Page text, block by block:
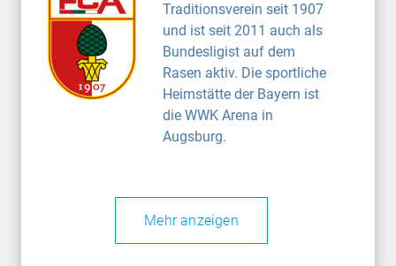
Traditionsverein seit 1907
und ist seit 2011 auch als
Bundesligist auf dem
Rasen aktiv. Die sportliche
Heimstätte der Bayern ist
die WWK Arena in
Augsburg.
Mehr anzeigen